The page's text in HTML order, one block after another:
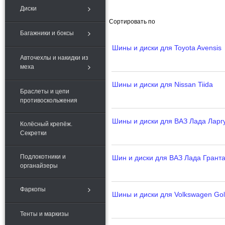
Диски
Багажники и боксы
Авточехлы и накидки из
меха
Браслеты и цепи
противоскольжения
Колёсный крепёж.
Секретки
Подлокотники и
органайзеры
Фаркопы
Тенты и маркизы
Сортировать по
Шины и диски для Toyota Avensis
Шины и диски для Nissan Tiida
Шины и диски для ВАЗ Лада
Шин и диски для ВАЗ Лада Гранта
Шины и диски для Volkswagen